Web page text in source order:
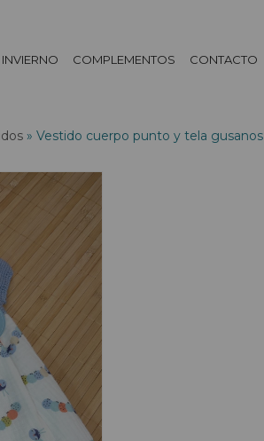
INVIERNO COMPLEMENTOS CONTACTO
» Vestido cuerpo punto y tela gusanos